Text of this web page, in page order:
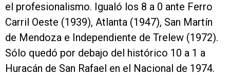
el profesionalismo. Igualó los 8 a 0 ante Ferro
Carril Oeste (1939), Atlanta (1947), San Martín
de Mendoza e Independiente de Trelew (1972).
Sólo quedó por debajo del histórico 10 a 1 a
Huracán de San Rafael en el Nacional de 1974.